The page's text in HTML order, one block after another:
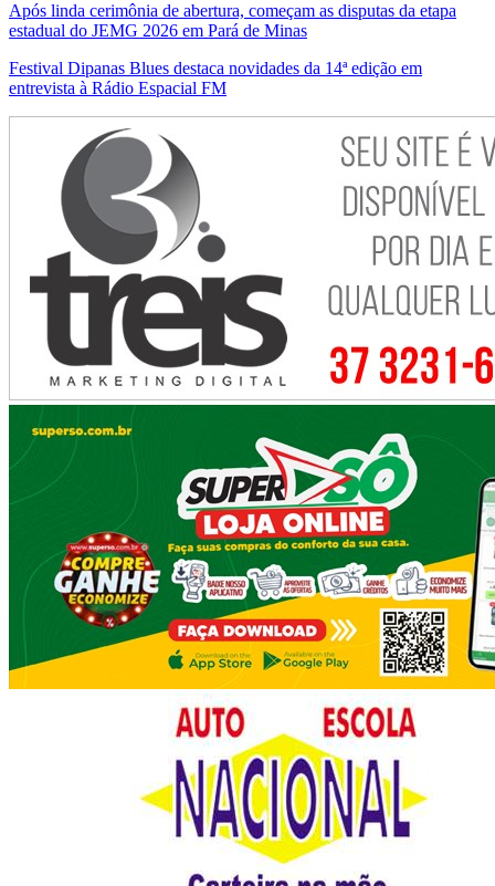
Após linda cerimônia de abertura, começam as disputas da etapa
estadual do JEMG 2026 em Pará de Minas
Festival Dipanas Blues destaca novidades da 14ª edição em
entrevista à Rádio Espacial FM